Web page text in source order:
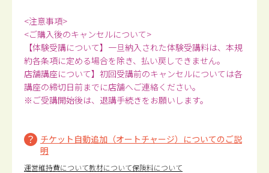
<注意事項>
<ご購入後のキャンセルについて>
【体験受講について】一旦納入された体験受講料は、本規
約各条項に定める場合を除き、払い戻しできません。
店舗講座について】初回受講前のキャンセルについては各
講座の締切日前までに店舗へご連絡ください。
※ご受講開始後は、退講手続きをお願いします。
チケット自動追加（オートチャージ）についてのご説
明
運営維持費について教材について保険料について